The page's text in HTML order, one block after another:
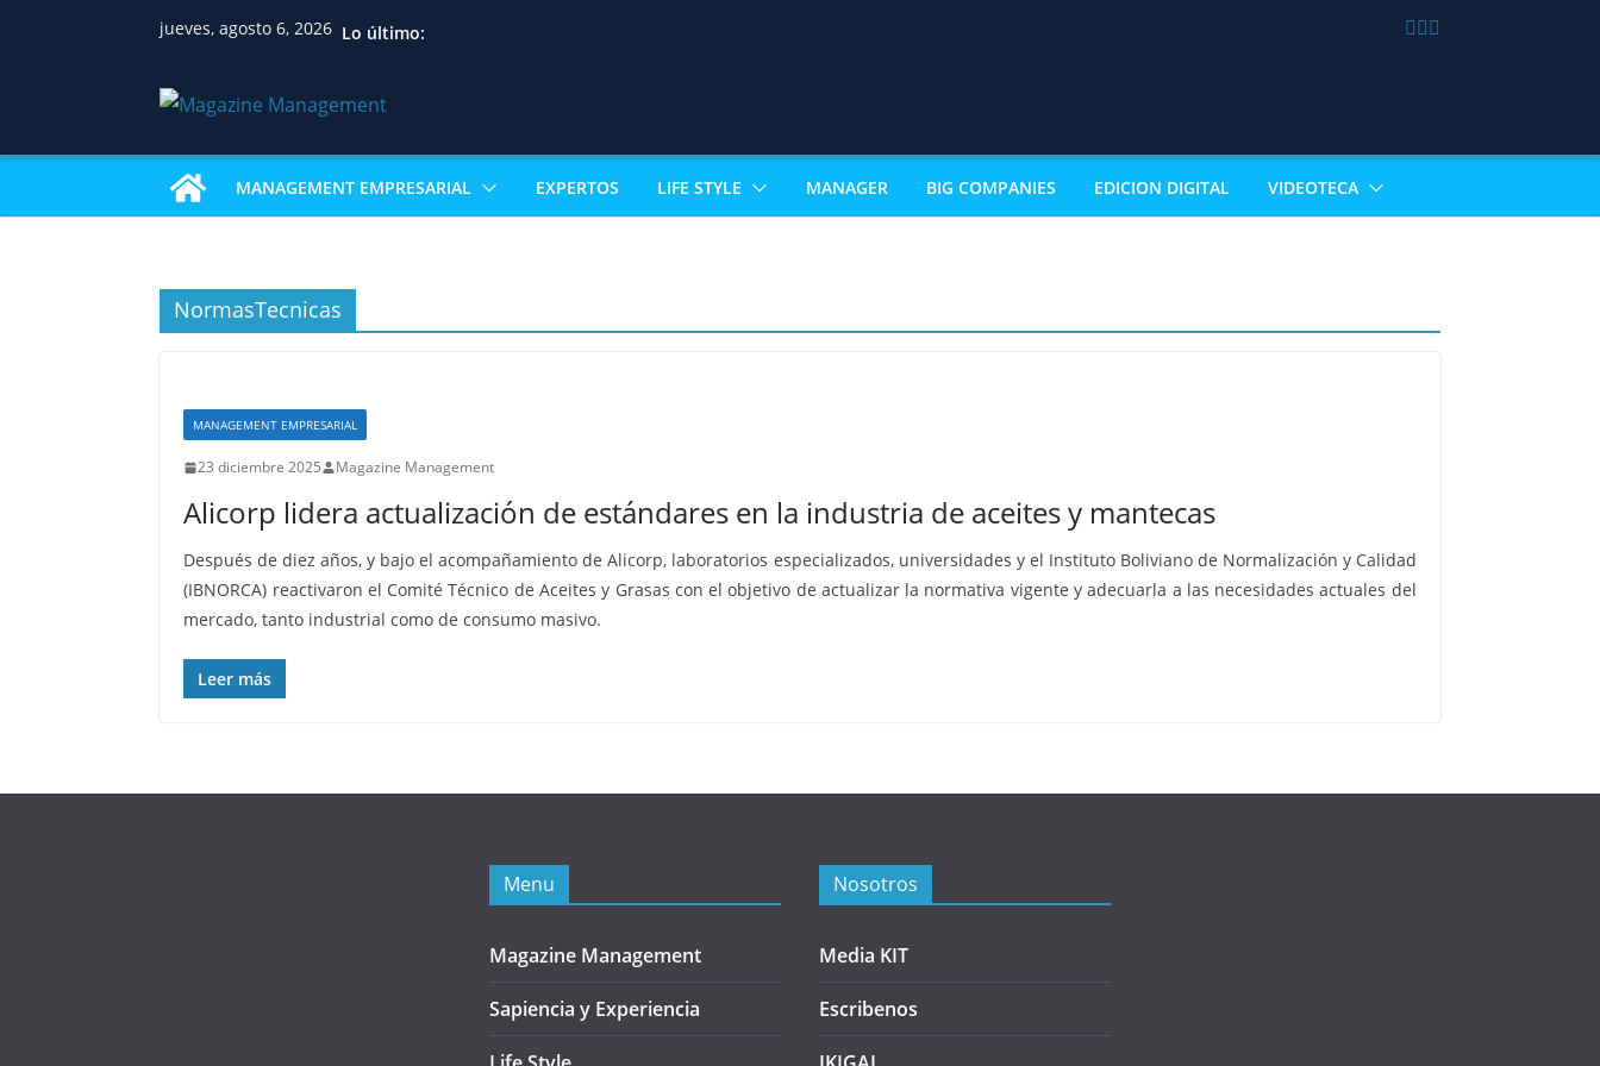
jueves, agosto 6, 2026 Lo último:
MANAGEMENT EMPRESARIAL EXPERTOS LIFE STYLE MANAGER BIG COMPANIES EDICION DIGITAL VIDEOTECA
NormasTecnicas
MANAGEMENT EMPRESARIAL
23 diciembre 2025 Magazine Management
Alicorp lidera actualización de estándares en la industria de aceites y mantecas
Después de diez años, y bajo el acompañamiento de Alicorp, laboratorios especializados, universidades y el Instituto Boliviano de Normalización y Calidad
(IBNORCA) reactivaron el Comité Técnico de Aceites y Grasas con el objetivo de actualizar la normativa vigente y adecuarla a las necesidades actuales del
mercado, tanto industrial como de consumo masivo.
Leer más
Menu
Magazine Management
Sapiencia y Experiencia
Nosotros
Media KIT
Escribenos